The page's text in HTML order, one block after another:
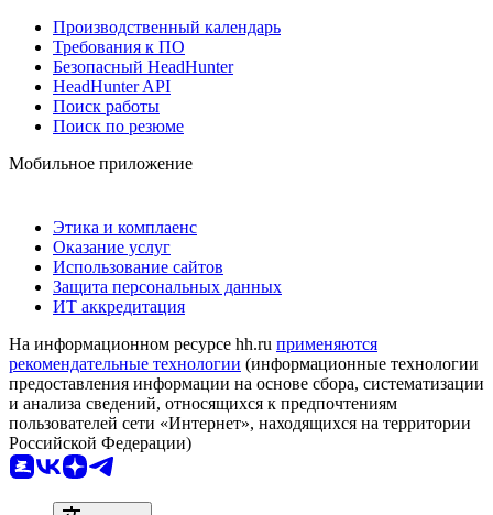
Производственный календарь
Требования к ПО
Безопасный HeadHunter
HeadHunter API
Поиск работы
Поиск по резюме
Мобильное приложение
Этика и комплаенс
Оказание услуг
Использование сайтов
Защита персональных данных
ИТ аккредитация
На информационном ресурсе hh.ru применяются
рекомендательные технологии (информационные технологии
предоставления информации на основе сбора, систематизации
и анализа сведений, относящихся к предпочтениям
пользователей сети «Интернет», находящихся на территории
Российской Федерации)